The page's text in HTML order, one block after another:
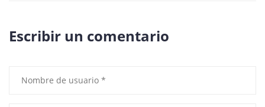
Escribir un comentario